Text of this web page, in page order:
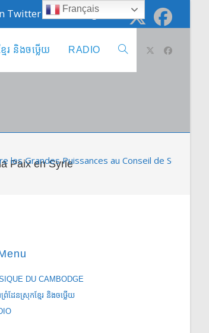
@cambodge_info
ែរ និងចឞ្លើយ RADIO Toggle
Paix en Syrie
les Grandes Puissances au Conseil de Sécurité
DU CAMBODGE
ព្រំដែនស្រុកខ្មែរ និងចឞ្លើយ
Français